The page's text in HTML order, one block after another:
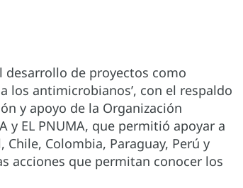
de proyectos como
los antimicrobianos’, con el respaldo
y apoyo de la Organización
y EL PNUMA, que permitió apoyar a
Colombia, Paraguay, Perú y
acciones que permitan conocer los